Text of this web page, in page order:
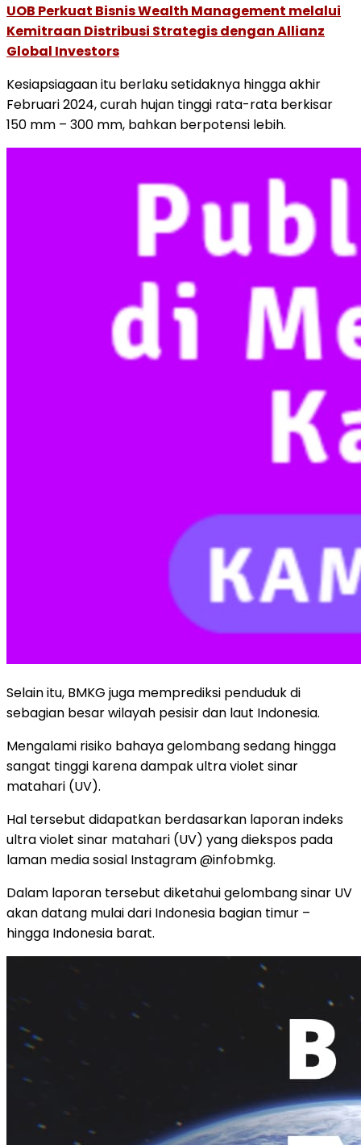
UOB Perkuat Bisnis Wealth Management melalui
Kemitraan Distribusi Strategis dengan Allianz
Global Investors
Kesiapsiagaan itu berlaku setidaknya hingga akhir
Februari 2024, curah hujan tinggi rata-rata berkisar
150 mm – 300 mm, bahkan berpotensi lebih.
Selain itu, BMKG juga memprediksi penduduk di
sebagian besar wilayah pesisir dan laut Indonesia.
Mengalami risiko bahaya gelombang sedang hingga
sangat tinggi karena dampak ultra violet sinar
matahari (UV).
Hal tersebut didapatkan berdasarkan laporan indeks
ultra violet sinar matahari (UV) yang diekspos pada
laman media sosial Instagram @infobmkg.
Dalam laporan tersebut diketahui gelombang sinar UV
akan datang mulai dari Indonesia bagian timur –
hingga Indonesia barat.